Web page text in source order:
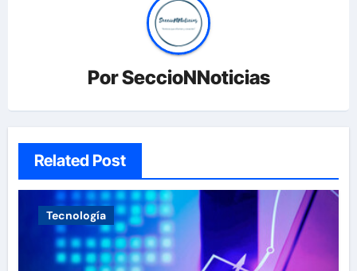
PorSeccioNNoticias
Related Post
Tecnología